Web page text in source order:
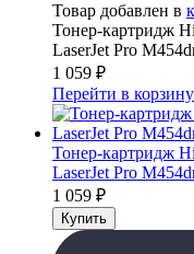
Товар добавлен в
Тонер-картридж
LaserJet Pro
1 059 ₽
Перейти в корзину
Тонер-картридж
LaserJet Pro
1 059 ₽